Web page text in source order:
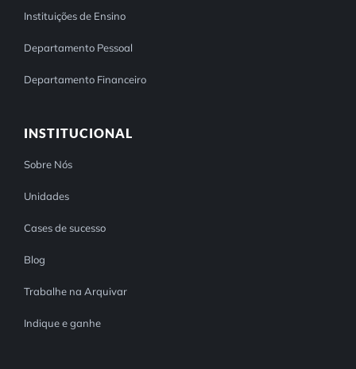
Instituições de Ensino
Departamento Pessoal
Departamento Financeiro
INSTITUCIONAL
Sobre Nós
Unidades
Cases de sucesso
Blog
Trabalhe na Arquivar
Indique e ganhe